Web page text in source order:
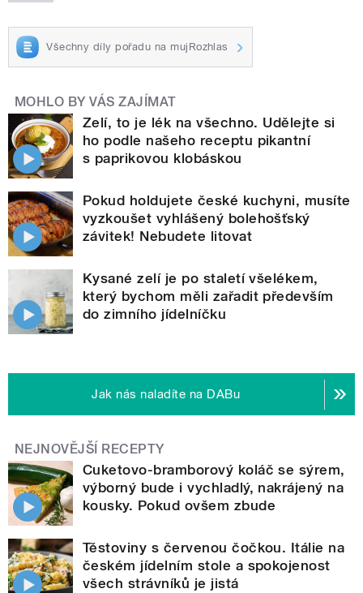
Všechny díly pořadu na mujRozhlas
MOHLO BY VÁS ZAJÍMAT
Zelí, to je lék na všechno. Udělejte si
ho podle našeho receptu pikantní
s paprikovou klobáskou
Pokud holdujete české kuchyni, musíte
vyzkoušet vyhlášený bolehošťský
závitek! Nebudete litovat
Kysané zelí je po staletí všelékem,
který bychom měli zařadit především
do zimního jídelníčku
Jak nás naladíte na DABu
NEJNOVĚJŠÍ RECEPTY
Cuketovo-bramborový koláč se sýrem,
výborný bude i vychladlý, nakrájený na
kousky. Pokud ovšem zbude
Těstoviny s červenou čočkou. Itálie na
českém jídelním stole a spokojenost
všech strávníků je jistá